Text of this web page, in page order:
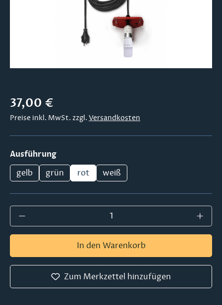
Regulärer Preis:
37,00 €
Preise inkl. MwSt. zzgl. Versandkosten
Ausführungauswählen
gelb
grün rot weiß
Produkt Anzahl: Gib den gewünschten
In den Warenkorb
Zum Merkzettel hinzufügen